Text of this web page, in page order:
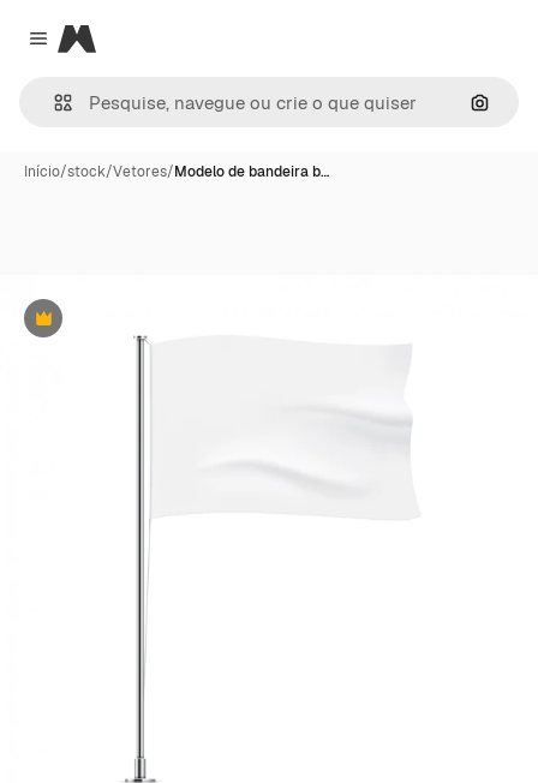
Close menu
Magnific
Início/stock/Vetores/Modelo de bandeira b…
Premium